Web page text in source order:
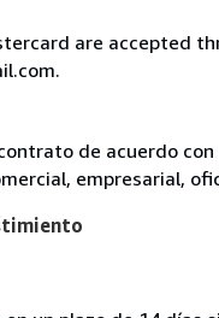
are accepted
de acuerdo
empresarial,